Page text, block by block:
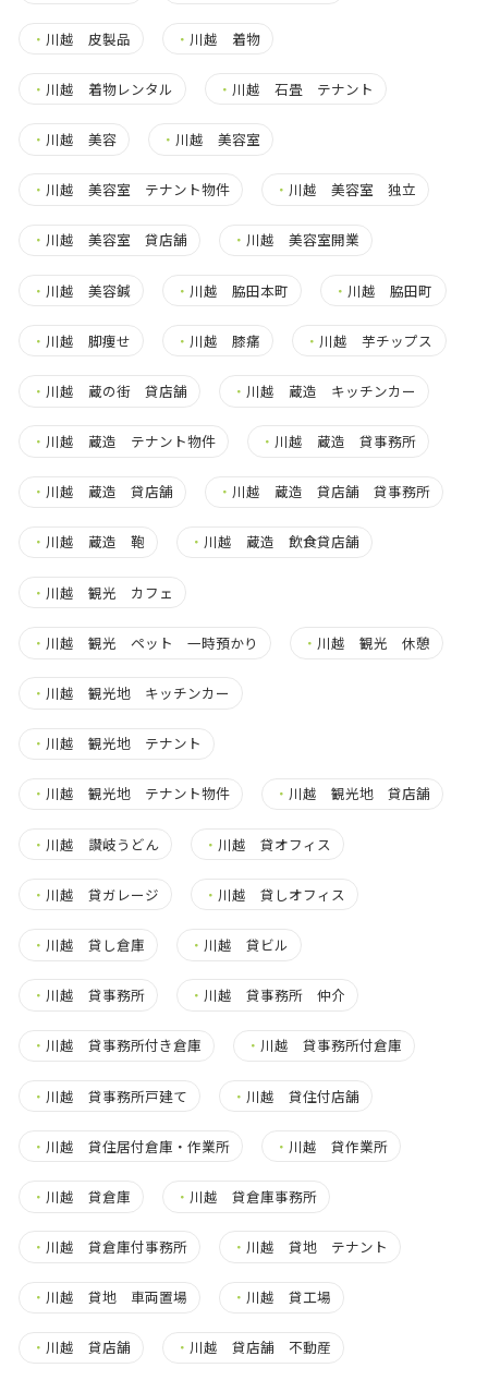
・ 川越 皮製品 ・ 川越 着物
・ 川越 着物レンタル ・ 川越 石畳 テナント
・ 川越 美容 ・ 川越 美容室
・ 川越 美容室 テナント物件 ・ 川越 美容室 独立
・ 川越 美容室 貸店舗 ・ 川越 美容室開業
・ 川越 美容鍼 ・ 川越 脇田本町 ・ 川越 脇田町
・ 川越 脚痩せ ・ 川越 膝痛 ・ 川越 芋チップス
・ 川越 蔵の街 貸店舗 ・ 川越 蔵造 キッチンカー
・ 川越 蔵造 テナント物件 ・ 川越 蔵造 貸事務所
・ 川越 蔵造 貸店舗 ・ 川越 蔵造 貸店舗 貸事務所
・ 川越 蔵造 鞄 ・ 川越 蔵造 飲食貸店舗
・ 川越 観光 カフェ
・ 川越 観光 ペット 一時預かり ・ 川越 観光 休憩
・ 川越 観光地 キッチンカー
・ 川越 観光地 テナント
・ 川越 観光地 テナント物件 ・ 川越 観光地 貸店舗
・ 川越 讃岐うどん ・ 川越 貸オフィス
・ 川越 貸ガレージ ・ 川越 貸しオフィス
・ 川越 貸し倉庫 ・ 川越 貸ビル
・ 川越 貸事務所 ・ 川越 貸事務所 仲介
・ 川越 貸事務所付き倉庫 ・ 川越 貸事務所付倉庫
・ 川越 貸事務所戸建て ・ 川越 貸住付店舗
・ 川越 貸住居付倉庫・作業所 ・ 川越 貸作業所
・ 川越 貸倉庫 ・ 川越 貸倉庫事務所
・ 川越 貸倉庫付事務所 ・ 川越 貸地 テナント
・ 川越 貸地 車両置場 ・ 川越 貸工場
・ 川越 貸店舗 ・ 川越 貸店舗 不動産